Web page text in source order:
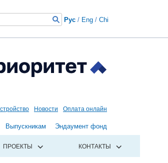
Рус / Eng / Chi
Новости Оплата онлайн
Выпускникам Эндаумент фонд
ПРОЕКТЫ КОНТАКТЫ